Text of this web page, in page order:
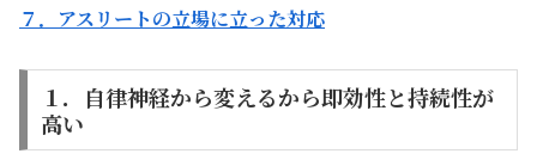
７．アスリートの立場に立った対応
１．自律神経から変えるから即効性と持続性が
高い